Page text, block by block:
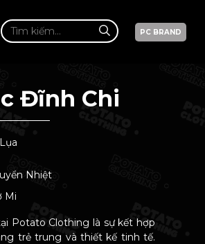
PC BRAND
Đĩnh Chi
Nhiệt
Mi
Potato Clothing là sự kết hợp
trẻ trung và thiết kế tinh tế.